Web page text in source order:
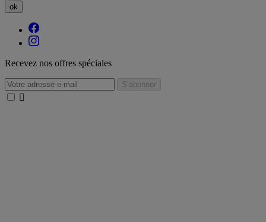
ok
Recevez nos offres spéciales
